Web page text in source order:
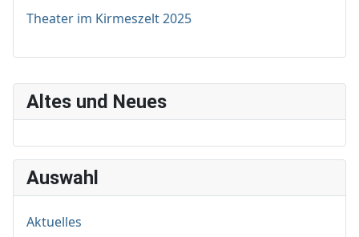
Altes und Neues
Auswahl
Aktuelles
Theater im Kirmeszelt 2025